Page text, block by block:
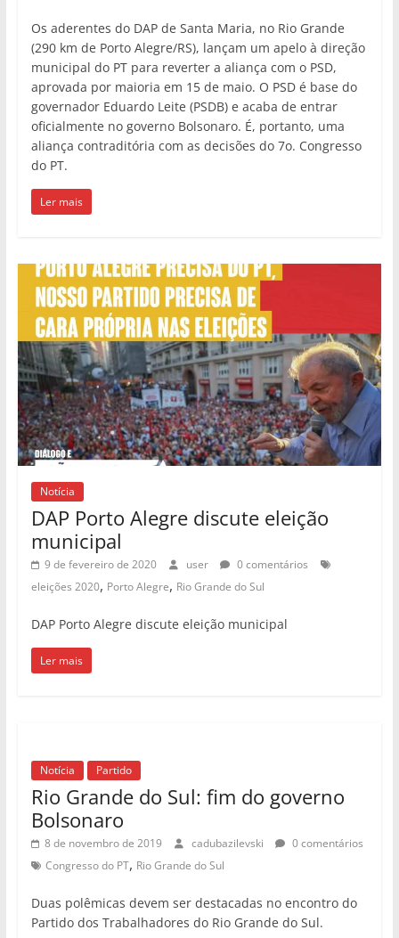
Os aderentes do DAP de Santa Maria, no Rio Grande
(290 km de Porto Alegre/RS), lançam um apelo à direção
municipal do PT para reverter a aliança com o PSD,
aprovada por maioria em 15 de maio. O PSD é base do
governador Eduardo Leite (PSDB) e acaba de entrar
oficialmente no governo Bolsonaro. É, portanto, uma
aliança contraditória com as decisões do 7o. Congresso
do PT.
Ler mais
Notícia
DAP Porto Alegre discute eleição
municipal
9 de fevereiro de 2020 user
0 comentários
eleições 2020, Porto Alegre, Rio Grande do Sul
DAP Porto Alegre discute eleição municipal
Ler mais
Notícia Partido
Rio Grande do Sul: fim do governo
Bolsonaro
8 de novembro de 2019 cadubazilevski
0 comentários
Congresso do PT, Rio Grande do Sul
Duas polêmicas devem ser destacadas no encontro do
Partido dos Trabalhadores do Rio Grande do Sul.